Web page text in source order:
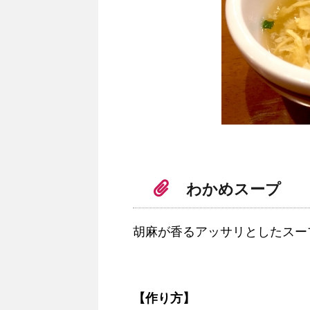
わかめスープ
胡麻が香るアッサリとしたス
【作り方】